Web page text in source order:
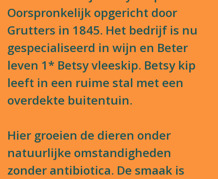
Oorspronkelijk opgericht door
Grutters in 1845. Het bedrijf is nu
gespecialiseerd in wijn en Beter
leven 1* Betsy vleeskip. Betsy kip
leeft in een ruime stal met een
overdekte buitentuin.
Hier groeien de dieren onder
natuurlijke omstandigheden
zonder antibiotica. De smaak is